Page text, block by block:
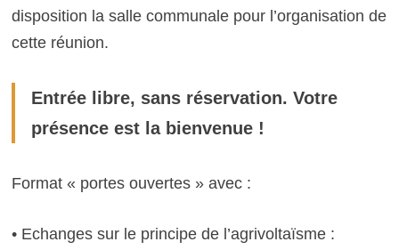
disposition la salle communale pour l’organisation de
cette réunion.
Entrée libre, sans réservation. Votre
présence est la bienvenue !
Format « portes ouvertes » avec :
• Echanges sur le principe de l’agrivoltaïsme :